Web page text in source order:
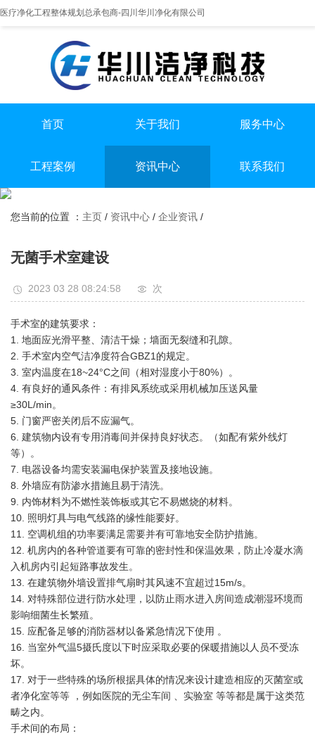
医疗净化工程整体规划总承包商-四川华川净化有限公司
提供实医疗净化整体解决方案
首页 关于我们 服务中心
手术室净化装修
实验室净化装修
工程案例
无尘车间
资讯中心 联系我们
您当前的位置 ： 主页 / 资讯中心 / 企业资讯 /
无菌手术室建设
2023 03 28 08:24:58 次
手术室的建筑要求：
1. 地面应光滑平整、清洁干燥；墙面无裂缝和孔隙。
2. 手术室内空气洁净度符合GBZ1的规定。
3. 室内温度在18~24°C之间（相对湿度小于80%）。
4. 有良好的通风条件：有排风系统或采用机械加压送风量
≥30L/min。
5. 门窗严密关闭后不应漏气。
6. 建筑物内设有专用消毒间并保持良好状态。（如配有紫外线灯
等）。
7. 电器设备均需安装漏电保护装置及接地设施。
8. 外墙应有防渗水措施且易于清洗。
9. 内饰材料为不燃性装饰板或其它不易燃烧的材料。
10. 照明灯具与电气线路的缘性能要好。
11. 空调机组的功率要满足需要并有可靠地安全防护措施。
12. 机房内的各种管道要有可靠的密封性和保温效果，防止冷凝水滴
入机房内引起短路事故发生。
13. 在建筑物外墙设置排气扇时其风速不宜超过15m/s。
14. 对特殊部位进行防水处理，以防止雨水进入房间造成潮湿环境而
影响细菌生长繁殖。
15. 应配备足够的消防器材以备紧急情况下使用 。
16. 当室外气温5摄氏度以下时应采取必要的保暖措施以人员不受冻
坏。
17. 对于一些特殊的场所根据具体的情况来设计建造相应的灭菌室或
者净化室等等 ，例如医院的无尘车间 、实验室 等等都是属于这类范
畴之内。
手术间的布局：